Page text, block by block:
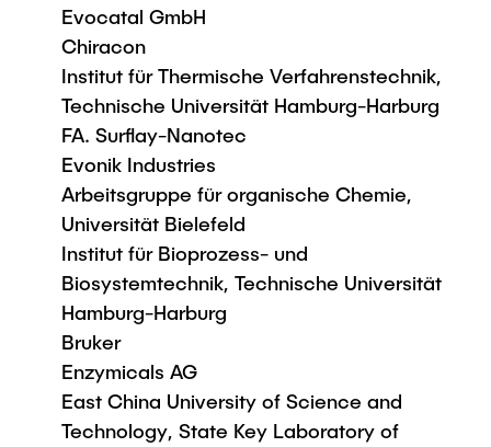
Evocatal GmbH
Chiracon
Institut für Thermische Verfahrenstechnik,
Technische Universität Hamburg-Harburg
FA. Surflay-Nanotec
Evonik Industries
Arbeitsgruppe für organische Chemie,
Universität Bielefeld
Institut für Bioprozess- und
Biosystemtechnik, Technische Universität
Hamburg-Harburg
Bruker
Enzymicals AG
East China University of Science and
Technology, State Key Laboratory of